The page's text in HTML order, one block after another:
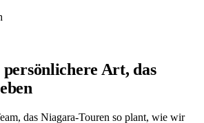
Art, das
das Niagara-Touren so plant, wie wir